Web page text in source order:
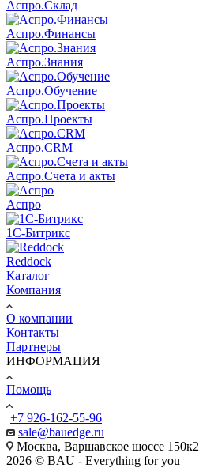
Аспро.Склад
Аспро.Финансы
Аспро.Знания
Аспро.Обучение
Аспро.Проекты
Аспро.CRM
Аспро.Счета и акты
Аспро
1C-Битрикс
Reddock
Каталог
Компания
О компании
Контакты
Партнеры
ИНФОРМАЦИЯ
Помощь
+7 926-162-55-96
sale@bauedge.ru
Москва, Варшавское шоссе 150к2
2026 © BAU - Everything for you